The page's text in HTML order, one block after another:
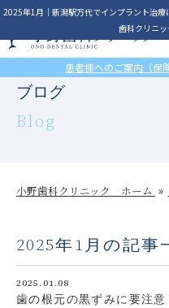
2025年1月｜新潟駅万代でインプラント治
歯科クリニッ
患者様へのご案内（保
ブログ
Blog
小野歯科クリニック ホーム
2025年1月の記事
2025.01.08
歯の根元の黒ずみに要注